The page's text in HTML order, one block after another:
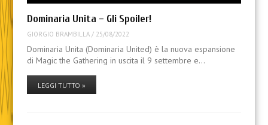
Dominaria Unita – Gli Spoiler!
GIORGIO BRAMBILLA/ 25/08/2022
Dominaria Unita (Dominaria United) è la nuova espansione
di Magic the Gathering in uscita il 9 settembre e…
LEGGI TUTTO »